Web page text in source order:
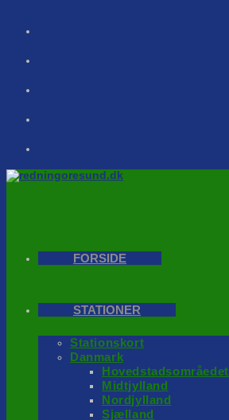
FORSIDE
STATIONER
Stationskort
Danmark
Hovedstadsområedet
Midtjylland
Nordjylland
Sjælland